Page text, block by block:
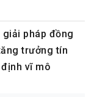
giải pháp đồng
trưởng tín
vĩ mô